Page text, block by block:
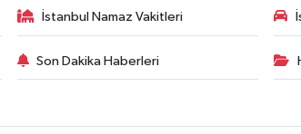
İstanbul Namaz Vakitleri
Son Dakika Haberleri